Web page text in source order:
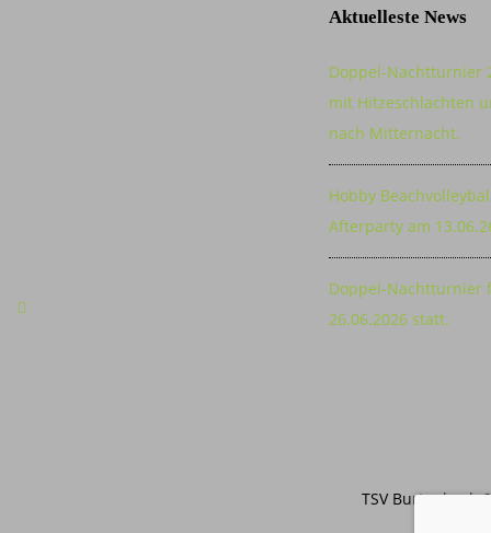
Aktuelleste News
Doppel-Nachtturnier
mit Hitzeschlachten
nach Mitternacht.
Hobby
Afterparty am
Doppel-Nachtturnier
26.06.2026 statt.
TSV Burtenbach